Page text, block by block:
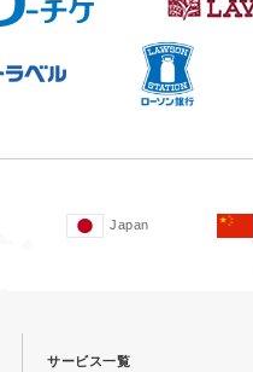
Japan
サービス一覧